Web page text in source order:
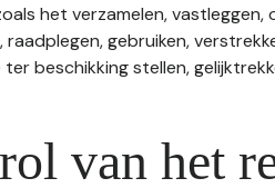
het verzamelen,
raadplegen, gebruiken,
beschikking stellen,
van het